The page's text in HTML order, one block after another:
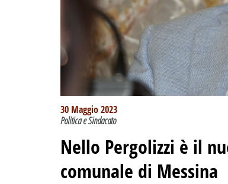
30 Maggio 2023
Politica e Sindacato
Nello Pergolizzi è il
comunale di Messina